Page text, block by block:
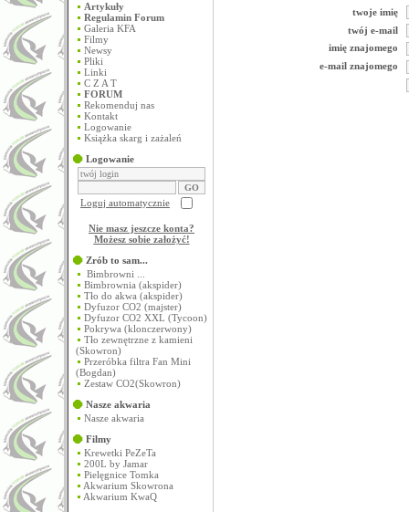
Artykuły
Regulamin Forum
Galeria KFA
Filmy
Newsy
Pliki
Linki
C Z A T
FORUM
Rekomenduj nas
Kontakt
Logowanie
Książka skarg i zażaleń
Logowanie
Loguj automatycznie
Nie masz jeszcze konta?
Możesz sobie założyć!
Zrób to sam...
Bimbrowni ...
Bimbrownia (akspider)
Tło do akwa (akspider)
Dyfuzor CO2 (majster)
Dyfuzor CO2 XXL (Tycoon)
Pokrywa (klonczerwony)
Tło zewnętrzne z kamieni
(Skowron)
Przeróbka filtra Fan Mini
(Bogdan)
Zestaw CO2(Skowron)
Nasze akwaria
Nasze akwaria
Filmy
Krewetki PeZeTa
200L by Jamar
Pielęgnice Tomka
Akwarium Skowrona
Akwarium KwaQ
twoje imię
twój e-mail
imię znajomego
e-mail znajomego